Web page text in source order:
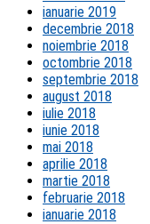
ianuarie 2019
decembrie 2018
noiembrie 2018
octombrie 2018
septembrie 2018
august 2018
iulie 2018
iunie 2018
mai 2018
aprilie 2018
martie 2018
februarie 2018
ianuarie 2018